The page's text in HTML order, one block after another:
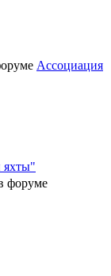
Ассоциация
яхты"
форуме